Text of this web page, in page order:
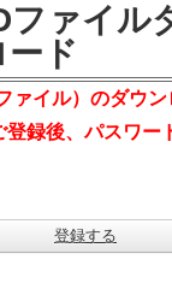
ファイル
ード
ァイル）のダウン
登録後、パスワー
登録する